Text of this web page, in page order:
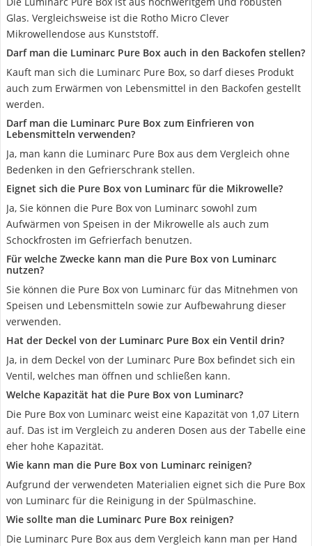
Glas. Vergleichsweise ist die Rotho Micro Clever
Mikrowellendose aus Kunststoff.
Darf man die Luminarc Pure Box auch in den Backofen stellen?
Kauft man sich die Luminarc Pure Box, so darf dieses Produkt
auch zum Erwärmen von Lebensmittel in den Backofen gestellt
werden.
Darf man die Luminarc Pure Box zum Einfrieren von
Lebensmitteln verwenden?
Ja, man kann die Luminarc Pure Box aus dem Vergleich ohne
Bedenken in den Gefrierschrank stellen.
Eignet sich die Pure Box von Luminarc für die Mikrowelle?
Ja, Sie können die Pure Box von Luminarc sowohl zum
Aufwärmen von Speisen in der Mikrowelle als auch zum
Schockfrosten im Gefrierfach benutzen.
Für welche Zwecke kann man die Pure Box von Luminarc
nutzen?
Sie können die Pure Box von Luminarc für das Mitnehmen von
Speisen und Lebensmitteln sowie zur Aufbewahrung dieser
verwenden.
Hat der Deckel von der Luminarc Pure Box ein Ventil drin?
Ja, in dem Deckel von der Luminarc Pure Box befindet sich ein
Ventil, welches man öffnen und schließen kann.
Welche Kapazität hat die Pure Box von Luminarc?
Die Pure Box von Luminarc weist eine Kapazität von 1,07 Litern
auf. Das ist im Vergleich zu anderen Dosen aus der Tabelle eine
eher hohe Kapazität.
Wie kann man die Pure Box von Luminarc reinigen?
Aufgrund der verwendeten Materialien eignet sich die Pure Box
von Luminarc für die Reinigung in der Spülmaschine.
Wie sollte man die Luminarc Pure Box reinigen?
Die Luminarc Pure Box aus dem Vergleich kann man per Hand